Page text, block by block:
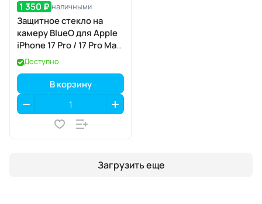
1 350 ₽ наличными
Защитное стекло на
камеру BlueO для Apple
iPhone 17 Pro / 17 Pro Max,
Aluminium, 3 шт., Dark
Blue (тёмно-синий), с
аппликатором
Доступно
В корзину
Загрузить еще